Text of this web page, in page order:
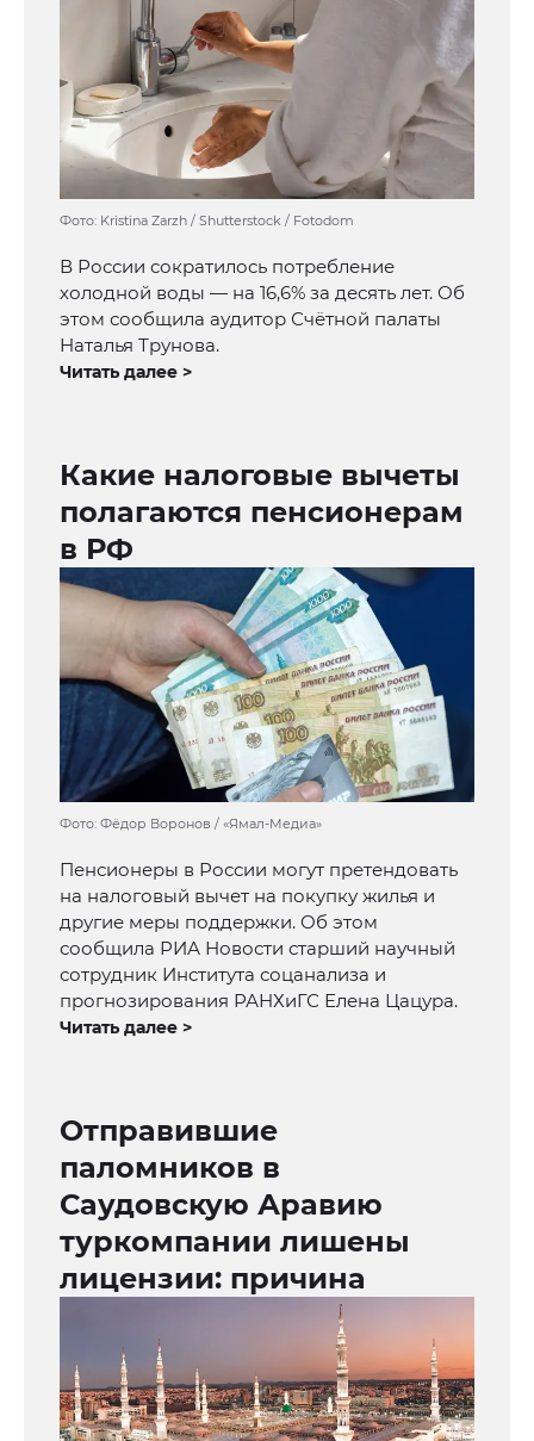
Фото: Kristina Zarzh / Shutterstock / Fotodom
В России сократилось потребление
холодной воды — на 16,6% за десять лет. Об
этом сообщила аудитор Счётной палаты
Наталья Трунова.
Читать далее >
Какие налоговые вычеты
полагаются пенсионерам
в РФ
Фото: Фёдор Воронов / «Ямал-Медиа»
Пенсионеры в России могут претендовать
на налоговый вычет на покупку жилья и
другие меры поддержки. Об этом
сообщила РИА Новости старший научный
сотрудник Института соцанализа и
прогнозирования РАНХиГС Елена Цацура.
Читать далее >
Отправившие
паломников в
Саудовскую Аравию
туркомпании лишены
лицензии: причина